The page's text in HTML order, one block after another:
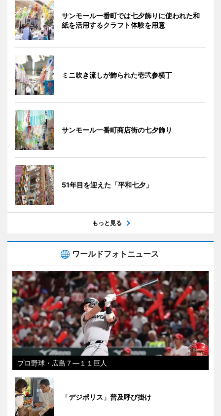
サンモール一番町では七夕飾りに使われた和
紙を活用するクラフト体験を用意
ミニ吹き流しが飾られた壱弐参横丁
サンモール一番町商店街の七夕飾り
51年目を迎えた「平和七夕」
もっと見る
ワールドフォトニュース
プロ野球・広島７―１１巨人
「デジポリス」普及呼び掛け